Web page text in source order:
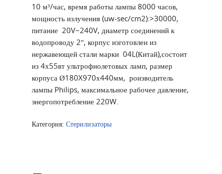
10 м³/час, время работы лампы 8000 часов,
мощность излучения (uw-sec/cm2):>30000,
питание 20V~240V, диаметр соединений к
водопроводу 2″, корпус изготовлен из
нержавеющей стали марки 04L(Китай),состоит
из 4х55вт ультрофиолетовых ламп, размер
корпуса Ø180X970х440мм, роизводитель
лампы Philips, максимальное рабочее давление,
энергопотребление 220W.
Категория: Стерилизаторы